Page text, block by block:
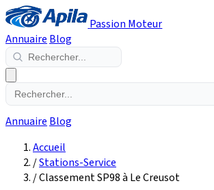
Passion Moteur
Annuaire Blog
Annuaire Blog
Accueil
/Stations-Service
/Classement SP98 à Le Creusot